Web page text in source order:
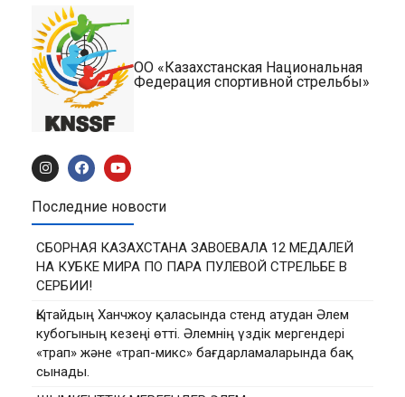
ОО «Казахстанская Национальная
Федерация спортивной стрельбы»
Последние новости
СБОРНАЯ КАЗАХСТАНА ЗАВОЕВАЛА 12 МЕДАЛЕЙ
НА КУБКЕ МИРА ПО ПАРА ПУЛЕВОЙ СТРЕЛЬБЕ В
СЕРБИИ!
Қытайдың Ханчжоу қаласында стенд атудан Әлем
кубогының кезеңі өтті. Әлемнің үздік мергендері
«трап» және «трап-микс» бағдарламаларында бақ
сынады.